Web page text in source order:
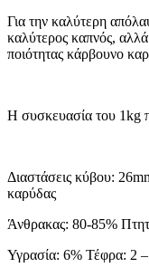
Για την καλύτερη
καλύτερος καπνός,
ποιότητας κάρβουνο
H συσκευασία του 1kg
Διαστάσεις κύβου:
καρύδας
Άνθρακας: 80-85%
Υγρασία: 6% Τέφρα: 2